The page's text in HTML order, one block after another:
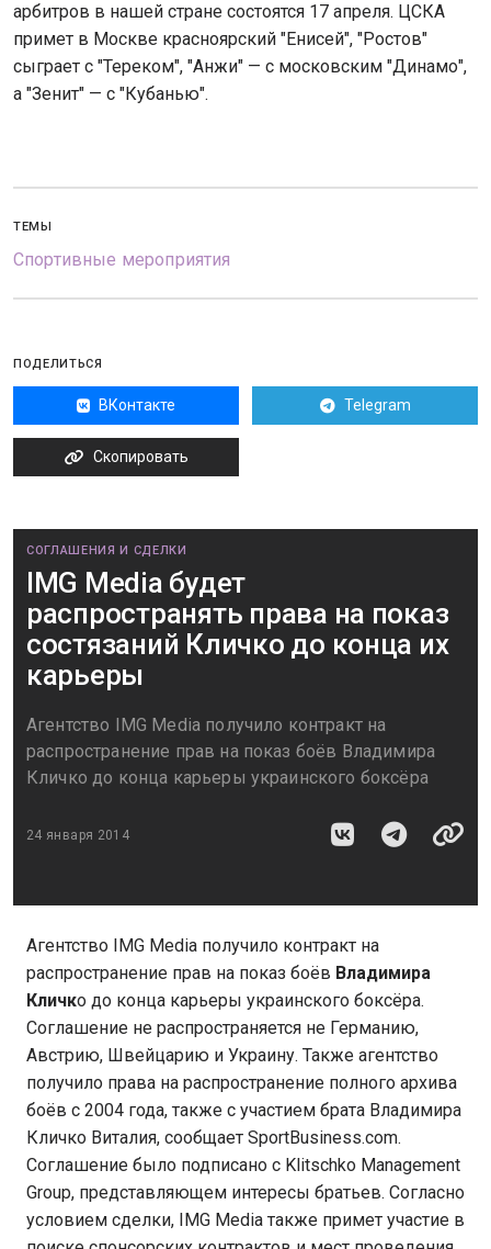
арбитров в нашей стране состоятся 17 апреля. ЦСКА
примет в Москве красноярский "Енисей", "Ростов"
сыграет с "Тереком", "Анжи" — с московским "Динамо",
а "Зенит" — с "Кубанью".
ТЕМЫ
Спортивные мероприятия
ПОДЕЛИТЬСЯ
ВКонтакте Telegram
Скопировать
СОГЛАШЕНИЯ И СДЕЛКИ
IMG Media будет
распространять права на показ
состязаний Кличко до конца их
карьеры
Агентство IMG Media получило контракт на
распространение прав на показ боёв Владимира
Кличко до конца карьеры украинского боксёра
24 января 2014
Агентство IMG Media получило контракт на
распространение прав на показ боёв Владимира
Кличко до конца карьеры украинского боксёра.
Соглашение не распространяется не Германию,
Австрию, Швейцарию и Украину. Также агентство
получило права на распространение полного архива
боёв с 2004 года, также с участием брата Владимира
Кличко Виталия, сообщает SportBusiness.com.
Соглашение было подписано с Klitschko Management
Group, представляющем интересы братьев. Согласно
условием сделки, IMG Media также примет участие в